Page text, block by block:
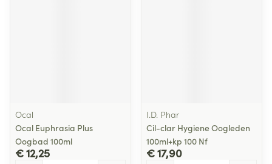
Ocal
Ocal Euphrasia Plus
Oogbad 100ml
€ 12,25
I.D. Phar
Cil-clar Hygiene Oogleden
100ml+kp 100 Nf
€ 17,90